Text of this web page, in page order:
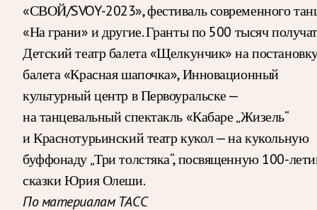
«СВОЙ/SVOY-2023», фестиваль современного
«На грани» и другие. Гранты по 500 тысяч получат
Детский театр балета «Щелкунчик» на
балета «Красная шапочка», Инновационный
культурный центр в Первоуральске —
на танцевальный спектакль «Кабаре „Жизель“
и Краснотурьинский театр кукол — на кукольную
буффонаду „Три толстяка“, посвященную 100-
сказки Юрия Олеши.
По материалам ТАСС